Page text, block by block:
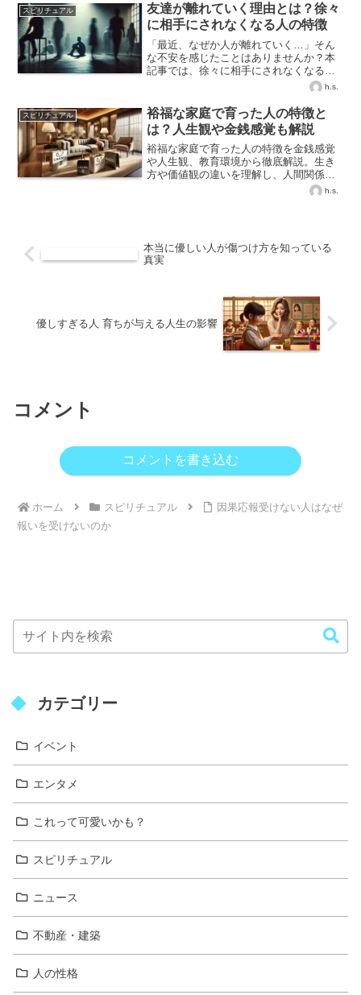
スピリチュアル
友達が離れていく理由とは？徐々
に相手にされなくなる人の特徴
「最近、なぜか人が離れていく…」そん
な不安を感じたことはありませんか？本
記事では、徐々に相手にされなくなる原
因や特徴を解説し、信頼を取り戻す具体
h.s.
スピリチュアル
裕福な家庭で育った人の特徴と
は？人生観や金銭感覚も解説
裕福な家庭で育った人の特徴を金銭感覚
や人生観、教育環境から徹底解説。生き
方や価値観の違いを理解し、人間関係や
h.s.
本当に優しい人が傷つけ方を知っている
真実
優しすぎる人 育ちが与える人生の影響
コメント
コメントを書き込む
ホーム スピリチュアル
因果応報受けない人はなぜ
報いを受けないのか
カテゴリー
イベント
エンタメ
これって可愛いかも？
スピリチュアル
ニュース
不動産・建築
人の性格